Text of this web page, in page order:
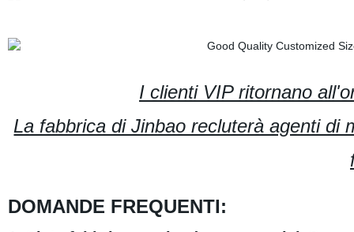
I clienti VIP ritornano
La fabbrica di Jinbao recluterà agenti di
DOMANDE FREQUENTI: